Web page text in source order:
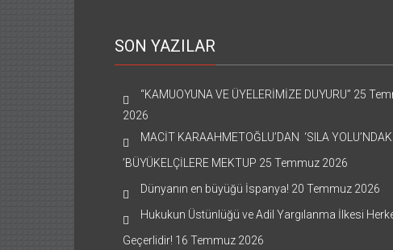
SON YAZILAR
“KAMUOYUNA VE ÜYELERİMİZE DUYURU” 25
2026
MACİT KARAAHMETOĞLU’DAN ‘SILA
’BÜYÜKELÇİLERE MEKTUP 25 Temmuz 2026
Dünyanın en büyüğü İspanya! 20 Temmuz 2026
Hukukun Üstünlüğü ve Adil Yargılanma İlkesi
Geçerlidir! 16 Temmuz 2026